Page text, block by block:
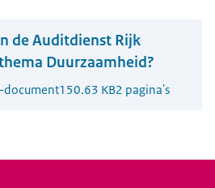
de Auditdienst Rijk
Duurzaamheid?
document150.63 KB2 pagina's